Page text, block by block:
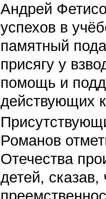
Андрей
успехов в
памятный
присягу у
помощь и
действующих
Романов
Отечества
детей,